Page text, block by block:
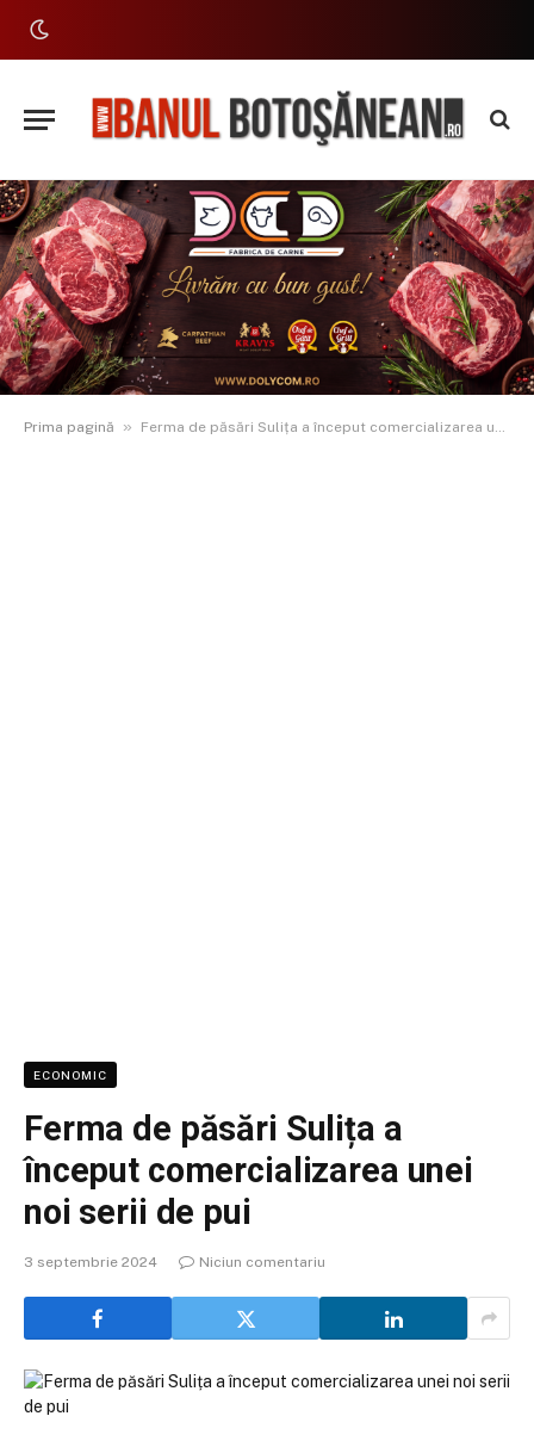
Prima pagină » Ferma de păsări Sulița a început comercializarea unei noi serii de pui
ECONOMIC
Ferma de păsări Sulița a
început comercializarea unei
noi serii de pui
3 septembrie 2024 Niciun comentariu